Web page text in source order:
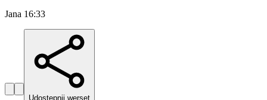
Jana 16:33
Udostępnij werset